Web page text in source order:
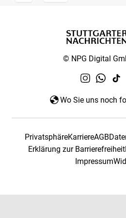
© NPG Digital
Wo Sie uns noch
PrivatsphäreKarriereAGB
Erklärung zur Barrierefreiheit
Impressum